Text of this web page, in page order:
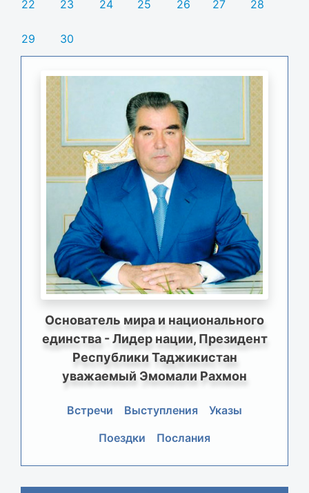
22 23 24 25 26 27 28
29 30
Основатель мира и национального
единства - Лидер нации, Президент
Республики Таджикистан
уважаемый Эмомали Рахмон
Встречи Выступления
Указы
Поездки
Послания